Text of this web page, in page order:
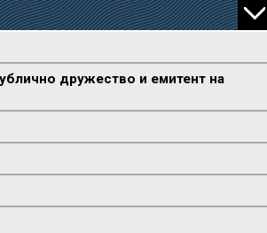
дружество и емитент на